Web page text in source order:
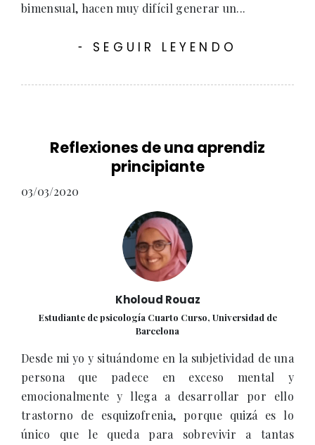
bimensual, hacen muy difícil generar un...
- SEGUIR LEYENDO
Reflexiones de una aprendiz
principiante
03/03/2020
Kholoud Rouaz
Estudiante de psicología Cuarto Curso, Universidad de
Barcelona
Desde mi yo y situándome en la subjetividad de una
persona que padece en exceso mental y
emocionalmente y llega a desarrollar por ello
trastorno de esquizofrenia, porque quizá es lo
único que le queda para sobrevivir a tantas